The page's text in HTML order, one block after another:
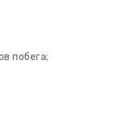
побега;